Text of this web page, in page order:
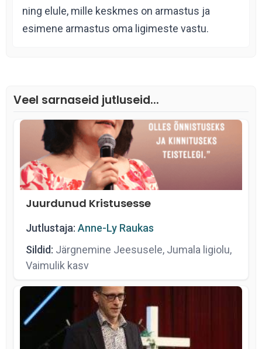
ning elule, mille keskmes on armastus ja
esimene armastus oma ligimeste vastu.
Veel sarnaseid jutluseid...
Juurdunud Kristusesse
Jutlustaja: Anne-Ly Raukas
Sildid: Järgnemine Jeesusele, Jumala ligiolu,
Vaimulik kasv